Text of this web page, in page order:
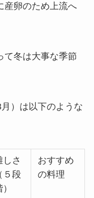
産卵のため上流へ
て冬は大事な季節
）は以下のような
しさ
５段
おすすめ
の料理